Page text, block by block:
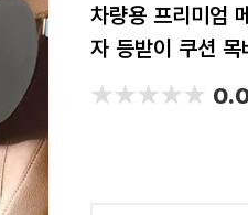
차량용 프리미엄
자 등받이 쿠션 목
★★★★★
★★★★★